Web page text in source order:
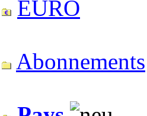
EURO
Abonnements